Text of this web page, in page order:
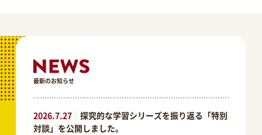
最新のお知らせ
2026.7.27｜ 探究的な学習シリーズを振り返る「特別
対談」を公開しました。